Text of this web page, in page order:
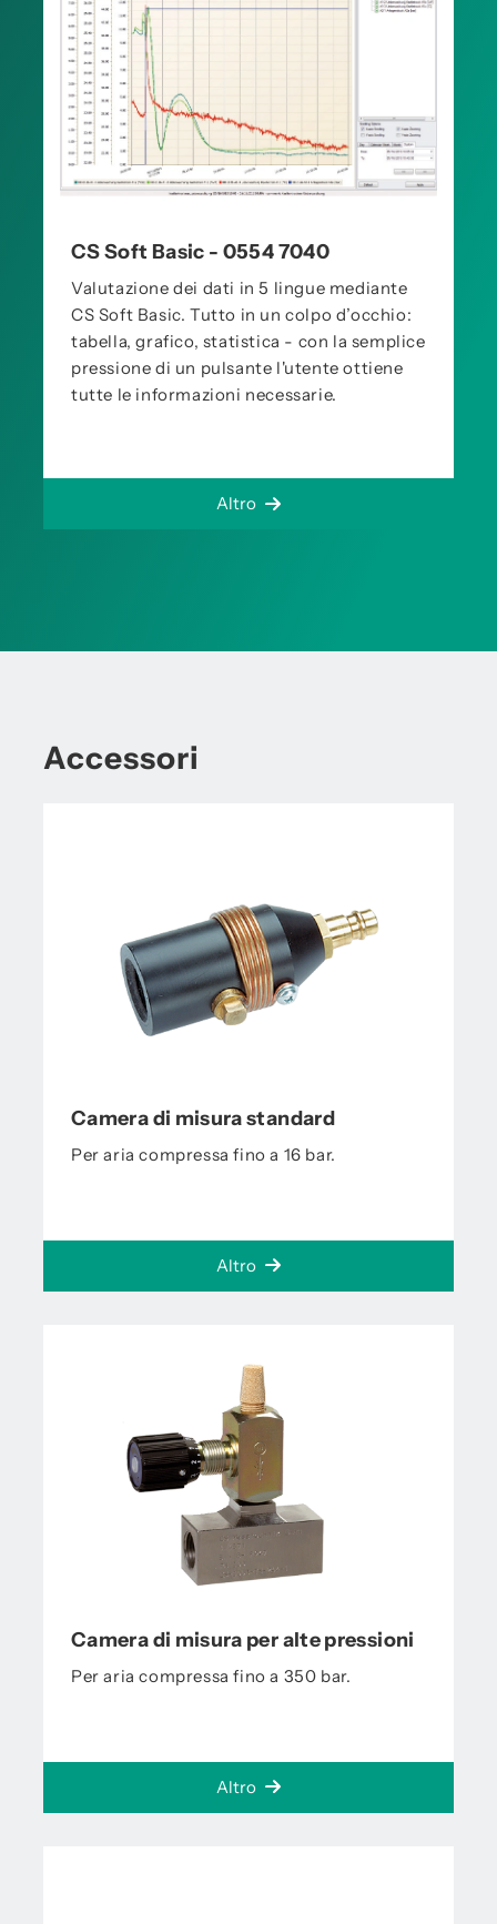
CS Soft Basic - 0554 7040
Valutazione dei dati in 5 lingue mediante
CS Soft Basic. Tutto in un colpo d’occhio:
tabella, grafico, statistica - con la semplice
pressione di un pulsante l'utente ottiene
tutte le informazioni necessarie.
Altro
Accessori
Camera di misura standard
Per aria compressa fino a 16 bar.
Altro
Camera di misura per alte pressioni
Per aria compressa fino a 350 bar.
Altro